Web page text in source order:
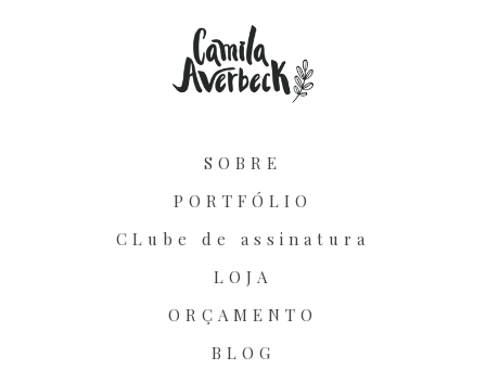
SOBRE
PORTFÓLIO
CLube de assinatura
LOJA
ORÇAMENTO
BLOG